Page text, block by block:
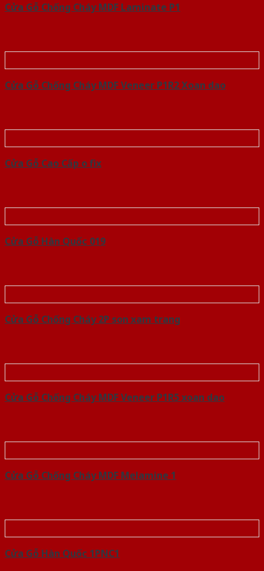
Cửa Gỗ Chống Cháy MDF Laminate P1
Cửa Gỗ Chống Cháy MDF Veneer P1R2 Xoan dao
Cửa Gỗ Cao Cấp o fix
Cửa Gỗ Hàn Quốc 019
Cửa Gỗ Chống Cháy 2P son xam trang
Cửa Gỗ Chống Cháy MDF Veneer P1R5 xoan dao
Cửa Gỗ Chống Cháy MDF Melamine 1
Cửa Gỗ Hàn Quốc 1PNC1